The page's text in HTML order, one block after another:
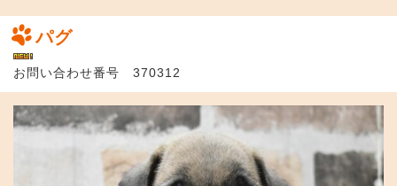
パグ
お問い合わせ番号 370312